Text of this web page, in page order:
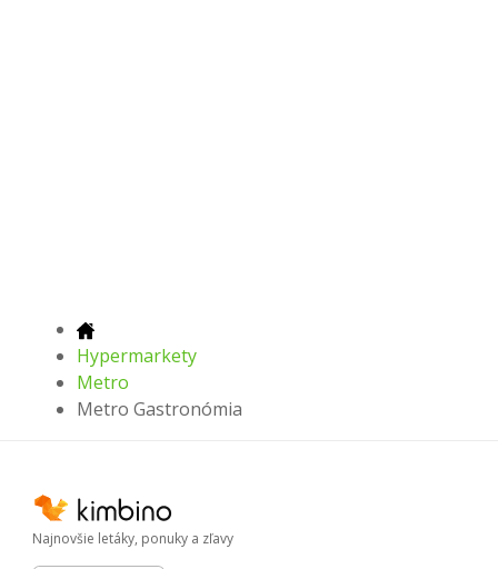
Hypermarkety
Metro
Metro Gastronómia
Najnovšie letáky, ponuky a zľavy